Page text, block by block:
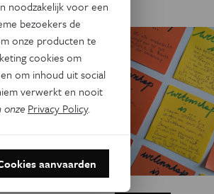
noodzakelijk voor een
bezoekers de
onze producten te
cookies om
om inhoud uit social
verwerkt en nooit
Privacy Policy.
aanvaarden